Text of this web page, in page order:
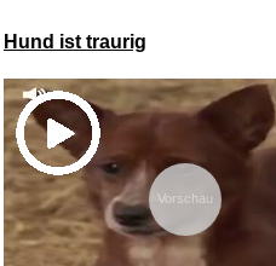
Hund ist traurig
Vorschau